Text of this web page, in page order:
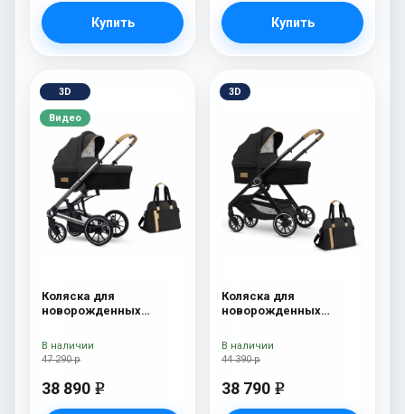
Купить Купить
3D
Видео
Коляска для
новорожденных
Onyx
47 290 р
38 890 e
В наличии
3D
Коляска для
новорожденных
сумка Onyx
44 390 р
38 790 e
В наличии